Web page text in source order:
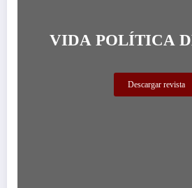
VIDA POLÍTICA
Descargar revista